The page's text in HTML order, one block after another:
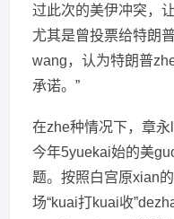
过此次的美伊冲突，
尤其是曾投票给特朗
wang，认为特朗普
承诺。”
在zhe种情况下，章永
今年5yuekai始的美
题。按照白宫原xian
场“kuai打kuai收